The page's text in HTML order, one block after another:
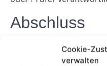
Cookie-
verwalten
Abschluss
Das Verständnis der
Arbeitgeber und